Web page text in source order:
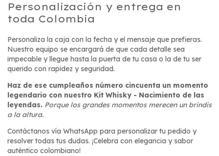
Personalización y entrega en
toda Colombia
Personaliza la caja con la fecha y el mensaje que prefieras.
Nuestro equipo se encargará de que cada detalle sea
impecable y llegue hasta la puerta de tu casa o la de tu ser
querido con rapidez y seguridad.
Haz de ese cumpleaños número cincuenta un momento
legendario con nuestro Kit Whisky - Nacimiento de las
leyendas. Porque los grandes momentos merecen un brindis
a la altura.
Contáctanos vía WhatsApp para personalizar tu pedido y
resolver todas tus dudas. ¡Celebra con elegancia y sabor
auténtico colombiano!